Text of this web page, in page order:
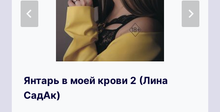
Янтарь в моей крови 2 (Лина
СадАк)